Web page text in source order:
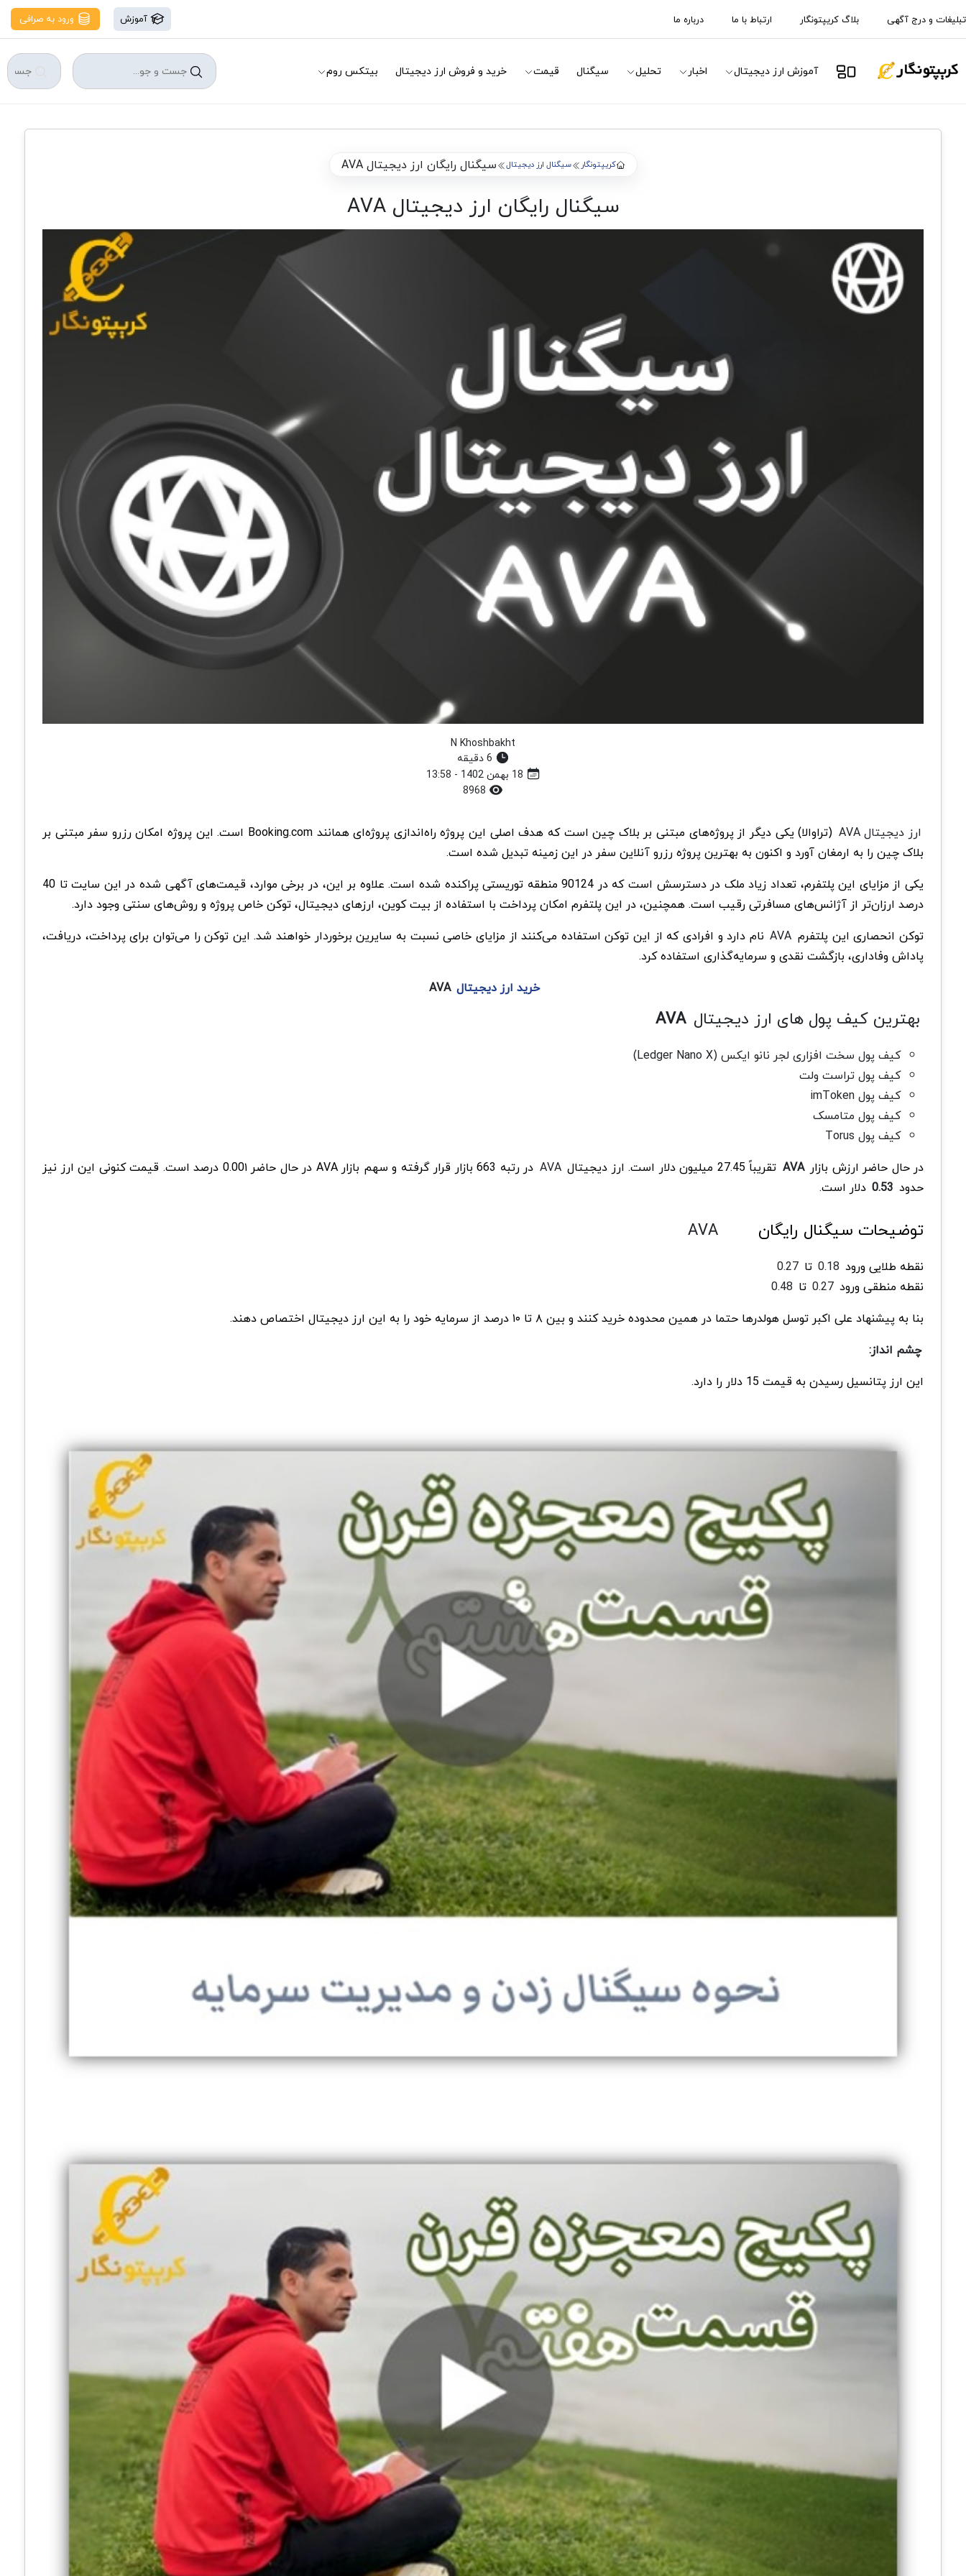
تبلیغات و درج آگهی بلاگ کریپتونگار ارتباط با ما درباره ما آموزش ورود به صرافی
آموزش ارز دیجیتال اخبار تحلیل سیگنال قیمت خرید و فروش ارز دیجیتال بیتکس روم
کریپتونگار سیگنال ارز دیجیتال سیگنال رایگان ارز دیجیتال AVA
سیگنال رایگان ارز دیجیتال AVA
N Khoshbakht
ارز دیجیتال AVA
(تراوالا) یکی دیگر از پروژه‌های مبتنی بر بلاک چین است که هدف اصلی این پروژه راه‌اندازی پروژه‌ای همانند Booking.com است. این پروژه امکان رزرو سفر مبتنی بر
بلاک چین را به ارمغان آورد و اکنون به بهترین پروژه رزرو آنلاین سفر در این زمینه تبدیل شده است.
یکی از مزایای این پلتفرم، تعداد زیاد ملک در دسترسش است که در 90124 منطقه توریستی پراکنده شده است. علاوه بر این، در برخی موارد، قیمت‌های آگهی شده در این سایت تا 40
درصد ارزان‌تر از آژانس‌های مسافرتی رقیب است. همچنین، در این پلتفرم امکان پرداخت با استفاده از بیت کوین، ارزهای دیجیتال، توکن خاص پروژه و روش‌های سنتی وجود دارد.
توکن انحصاری این پلتفرم AVA نام دارد و افرادی که از این توکن استفاده می‌کنند از مزایای خاصی نسبت به سایرین برخوردار خواهند شد. این توکن را می‌توان برای پرداخت، دریافت،
پاداش وفاداری، بازگشت نقدی و سرمایه‌گذاری استفاده کرد.
خرید ارز دیجیتال AVA
بهترین کیف پول های ارز دیجیتال AVA
کیف پول سخت افزاری لجر نانو ایکس (Ledger Nano X)
کیف پول تراست ولت
کیف پول imToken
کیف پول متامسک
کیف پول Torus
در حال حاضر ارزش بازار AVA تقریباً 27.45 میلیون دلار است. ارز دیجیتال AVA
در رتبه 663 بازار قرار گرفته و سهم بازار AVA در حال حاضر 0.00۱ درصد است. قیمت کنونی این ارز نیز
حدود 0.53 دلار است.
توضیحات سیگنال رایگان AVA
نقطه طلایی ورود 0.18 تا 0.27
نقطه منطقی ورود 0.27 تا
بنا به پیشنهاد علی اکبر توسل هولدرها حتما در همین محدوده خرید کنند و بین ۸ تا ۱۰ درصد از سرمایه خود را به این ارز دیجیتال اختصاص دهند.
چشم انداز:
این ارز پتانسیل رسیدن به قیمت 15 دلار را دارد.